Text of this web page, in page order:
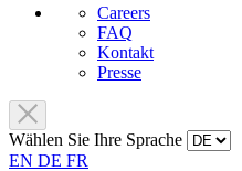
Careers
FAQ
Kontakt
Presse
Wählen Sie Ihre Sprache
EN DE FR